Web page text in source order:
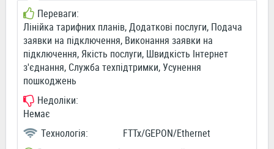
Переваги:
Лінійка тарифних планів, Додаткові послуги, Подача
заявки на підключення, Виконання заявки на
підключення, Якість послуги, Швидкість Інтернет
з'єднання, Служба техпідтримки, Усунення
пошкоджень
Недоліки:
Немає
Технологія:
FTTx/GEPON/Ethernet